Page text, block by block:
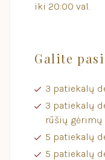
iki 20:00 val.
Galite
3 patiekalų
3 patiekalų
rūšių
5 patiekalų
5 patiekalų